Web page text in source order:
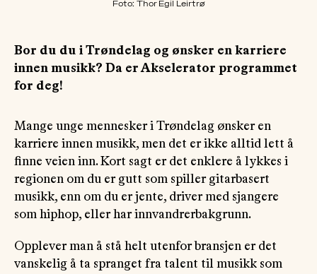
Foto: Thor Egil Leirtrø
Bor du du i Trøndelag og ønsker en karriere
innen musikk? Da er Akselerator programmet
for deg!
Mange unge mennesker i Trøndelag ønsker en
karriere innen musikk, men det er ikke alltid lett å
finne veien inn. Kort sagt er det enklere å lykkes i
regionen om du er gutt som spiller gitarbasert
musikk, enn om du er jente, driver med sjangere
som hiphop, eller har innvandrerbakgrunn.
Opplever man å stå helt utenfor bransjen er det
vanskelig å ta spranget fra talent til musikk som